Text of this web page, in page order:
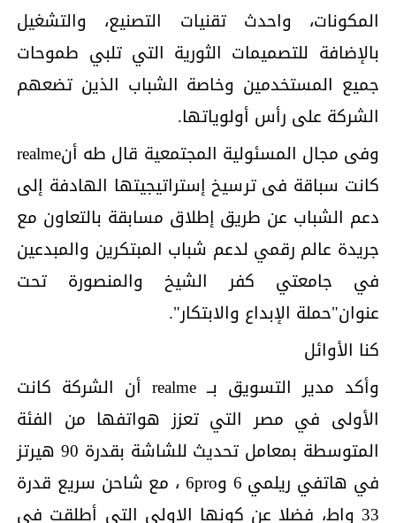
المكونات، واحدث تقنيات التصنيع، والتشغيل
بالإضافة للتصميمات الثورية التي تلبي طموحات
جميع المستخدمين وخاصة الشباب الذين تضعهم
الشركة على رأس أولوياتها.
وفى مجال المسئولية المجتمعية قال طه أنrealme
كانت سباقة فى ترسيخ إستراتيجيتها الهادفة إلى
دعم الشباب عن طريق إطلاق مسابقة بالتعاون مع
جريدة عالم رقمي لدعم شباب المبتكرين والمبدعين
في جامعتي كفر الشيخ والمنصورة تحت
عنوان"حملة الإبداع والابتكار".
كنا الأوائل
وأكد مدير التسويق بــ realme أن الشركة كانت
الأولى في مصر التي تعزز هواتفها من الفئة
المتوسطة بمعامل تحديث للشاشة بقدرة 90 هيرتز
في هاتفي ريلمي 6 و6pro ، مع شاحن سريع قدرة
33 واط، فضلا عن كونها الاولى التى أطلقت في